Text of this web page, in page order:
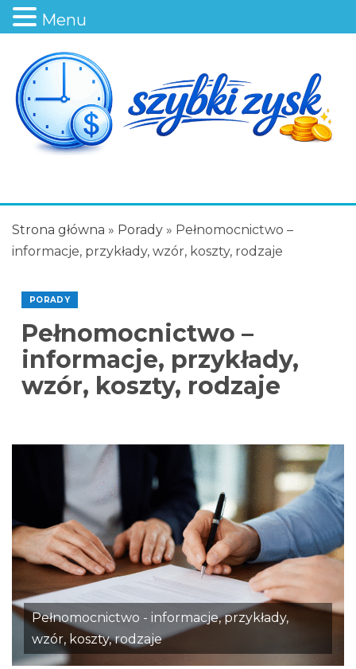
Strona główna » Porady » Pełnomocnictwo –
informacje, przykłady, wzór, koszty, rodzaje
PORADY
Pełnomocnictwo –
informacje, przykłady,
wzór, koszty, rodzaje
Pełnomocnictwo - informacje, przykłady,
wzór, koszty, rodzaje
Menu